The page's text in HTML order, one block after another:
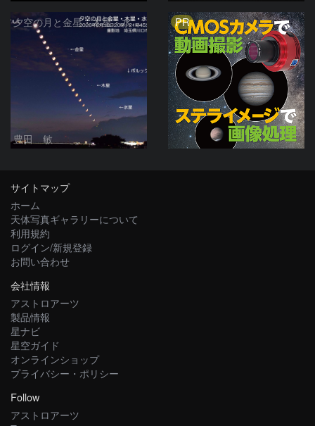
夕空の月と金星・木星・水星の接近 2026/6/18
豊田 敏
PR
サイトマップ
ホーム
天体写真ギャラリーについて
利用規約
ログイン/新規登録
お問い合わせ
会社情報
アストロアーツ
製品情報
星ナビ
星空ガイド
オンラインショップ
プライバシー・ポリシー
Follow
アストロアーツ